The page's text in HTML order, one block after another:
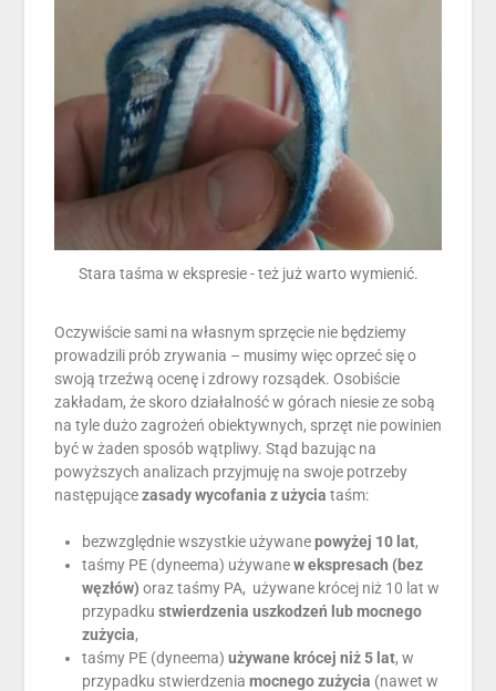
Stara taśma w ekspresie - też już warto wymienić.
Oczywiście sami na własnym sprzęcie nie będziemy
prowadzili prób zrywania – musimy więc oprzeć się o
swoją trzeźwą ocenę i zdrowy rozsądek. Osobiście
zakładam, że skoro działalność w górach niesie ze sobą
na tyle dużo zagrożeń obiektywnych, sprzęt nie powinien
być w żaden sposób wątpliwy. Stąd bazując na
powyższych analizach przyjmuję na swoje potrzeby
następującezasady wycofania z użycia taśm:
bezwzględnie wszystkie używanepowyżej 10 lat,
taśmy PE (dyneema) używanew ekspresach (bez
węzłów) oraz taśmy PA, używane krócej niż 10 lat w
przypadku stwierdzenia uszkodzeń lub mocnego
zużycia,
taśmy PE (dyneema) używane krócej niż 5 lat, w
przypadku stwierdzenia mocnego zużycia (nawet w